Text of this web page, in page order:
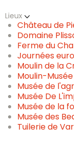
Lieux
Château de
Domaine
Ferme du
Journées
Moulin de la
Moulin-
Musée de
Musée De
Musée de la
Musée des
Tuilerie de